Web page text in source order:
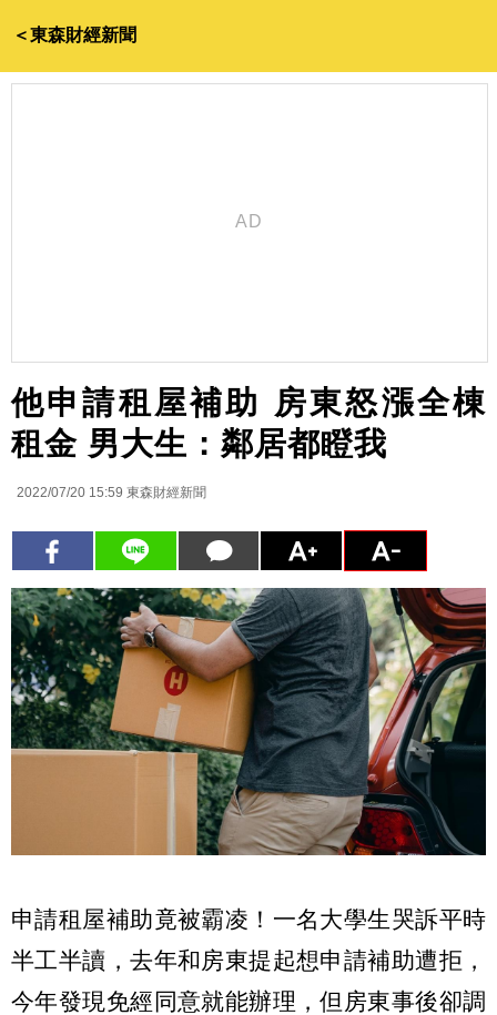
＜東森財經新聞
他申請租屋補助 房東怒漲全棟
租金 男大生：鄰居都瞪我
2022/07/20 15:59 東森財經新聞
申請租屋補助竟被霸凌！一名大學生哭訴平時
半工半讀，去年和房東提起想申請補助遭拒，
今年發現免經同意就能辦理，但房東事後卻調